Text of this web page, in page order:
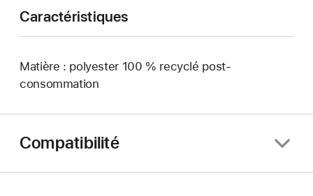
Caractéristiques
Matière : polyester 100 % recyclé post-
consommation
Compatibilité